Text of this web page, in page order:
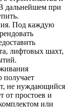
дальнейшем при
Под каждую
лифтовых шахт,
получает
не нуждающийся
от простоев и
или